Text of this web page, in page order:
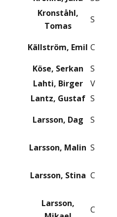
Kronståhl,
Tomas
S
Källström, Emil C
Köse, Serkan
S
Lahti, Birger
V
Lantz, Gustaf S
Larsson, Dag
S
Larsson, Malin S
Larsson, Stina C
Larsson,
C